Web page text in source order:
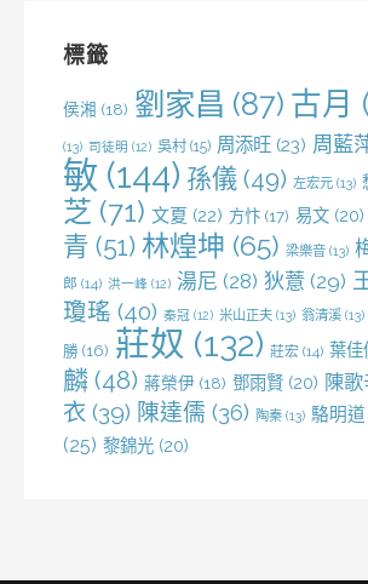
標籤
侯湘 (18) 劉家昌 (87) 古月
(13) 司徒明 (12) 吳村 (15) 周添旺 (23) 周藍
敏 (144) 孫儀 (49) 左宏元 (13)
芝 (71) 文夏 (22) 方忭 (17) 易文 (20)
青 (51) 林煌坤 (65) 梁樂音 (13)
郎 (14) 洪一峰 (12) 湯尼 (28) 狄薏 (29)
瓊瑤 (40) 秦冠 (12) 米山正夫 (13) 翁清溪 (13)
勝 (16) 莊奴 (132) 莊宏 (14) 葉佳
麟 (48) 蔣榮伊 (18) 鄧雨賢 (20) 陳歌
衣 (39) 陳達儒 (36) 陶秦 (13) 駱明道
(25) 黎錦光 (20)